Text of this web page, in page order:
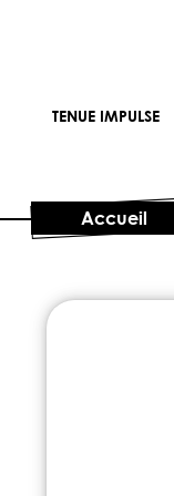
TENUE IMPULSE
Accueil
Skip